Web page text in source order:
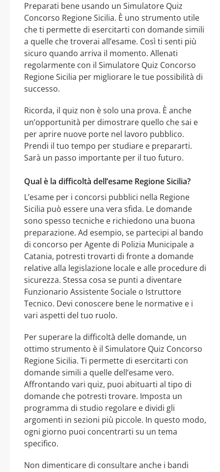
Preparati bene usando un Simulatore Quiz
Concorso Regione Sicilia. È uno strumento utile
che ti permette di esercitarti con domande simili
a quelle che troverai all’esame. Così ti senti più
sicuro quando arriva il momento. Allenati
regolarmente con il Simulatore Quiz Concorso
Regione Sicilia per migliorare le tue possibilità di
successo.
Ricorda, il quiz non è solo una prova. È anche
un’opportunità per dimostrare quello che sai e
per aprire nuove porte nel lavoro pubblico.
Prendi il tuo tempo per studiare e prepararti.
Sarà un passo importante per il tuo futuro.
Qual è la difficoltà dell’esame Regione Sicilia?
L’esame per i concorsi pubblici nella Regione
Sicilia può essere una vera sfida. Le domande
sono spesso tecniche e richiedono una buona
preparazione. Ad esempio, se partecipi al bando
di concorso per Agente di Polizia Municipale a
Catania, potresti trovarti di fronte a domande
relative alla legislazione locale e alle procedure di
sicurezza. Stessa cosa se punti a diventare
Funzionario Assistente Sociale o Istruttore
Tecnico. Devi conoscere bene le normative e i
vari aspetti del tuo ruolo.
Per superare la difficoltà delle domande, un
ottimo strumento è il Simulatore Quiz Concorso
Regione Sicilia. Ti permette di esercitarti con
domande simili a quelle dell’esame vero.
Affrontando vari quiz, puoi abituarti al tipo di
domande che potresti trovare. Imposta un
programma di studio regolare e dividi gli
argomenti in sezioni più piccole. In questo modo,
ogni giorno puoi concentrarti su un tema
specifico.
Non dimenticare di consultare anche i bandi